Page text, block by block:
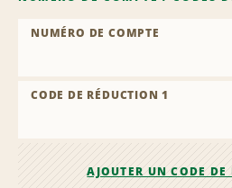
NUMÉRO DE COMPTE
CODE DE RÉDUCTION 1
AJOUTER UN CODE DE